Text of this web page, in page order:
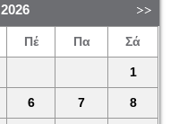
2026
Πέ Πα Σά
1
6 7 8